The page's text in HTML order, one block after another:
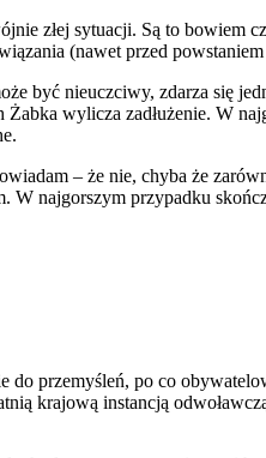
złej sytuacji. Są to bowiem
(nawet przed powstaniem
być nieuczciwy, zdarza się
wylicza zadłużenie. W
– że nie, chyba że
najgorszym przypadku
przemyśleń, po co
krajową instancją